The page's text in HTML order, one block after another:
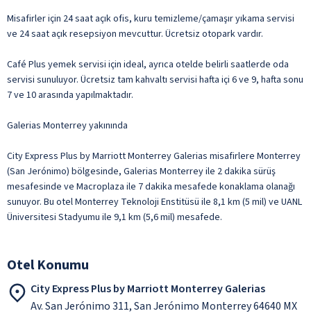
Misafirler için 24 saat açık ofis, kuru temizleme/çamaşır yıkama servisi
ve 24 saat açık resepsiyon mevcuttur. Ücretsiz otopark vardır.
Café Plus yemek servisi için ideal, ayrıca otelde belirli saatlerde oda
servisi sunuluyor. Ücretsiz tam kahvaltı servisi hafta içi 6 ve 9, hafta sonu
7 ve 10 arasında yapılmaktadır.
Galerias Monterrey yakınında
City Express Plus by Marriott Monterrey Galerias misafirlere Monterrey
(San Jerónimo) bölgesinde, Galerias Monterrey ile 2 dakika sürüş
mesafesinde ve Macroplaza ile 7 dakika mesafede konaklama olanağı
sunuyor. Bu otel Monterrey Teknoloji Enstitüsü ile 8,1 km (5 mil) ve UANL
Üniversitesi Stadyumu ile 9,1 km (5,6 mil) mesafede.
Otel Konumu
City Express Plus by Marriott Monterrey Galerias
Av. San Jerónimo 311, San Jerónimo Monterrey 64640 MX